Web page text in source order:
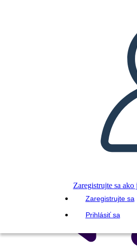
Zaregistrujte sa
Zaregistrujte sa
Prihlásiť sa
VYTVORIŤ
PREHRAŤ